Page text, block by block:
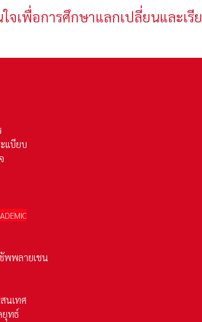
จเพื่อการศึกษาแลกเปลี่ยนและเรี
เบียบ
พพลายเชน
นเทศ
ยุทธ์